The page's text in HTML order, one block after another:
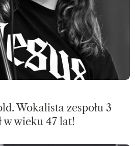
Wokalista zespołu 3
w wieku 47 lat!